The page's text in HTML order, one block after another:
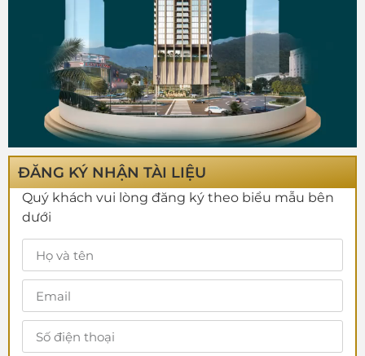
ĐĂNG KÝ NHẬN TÀI LIỆU
Quý khách vui lòng đăng ký theo biểu mẫu bên
dưới